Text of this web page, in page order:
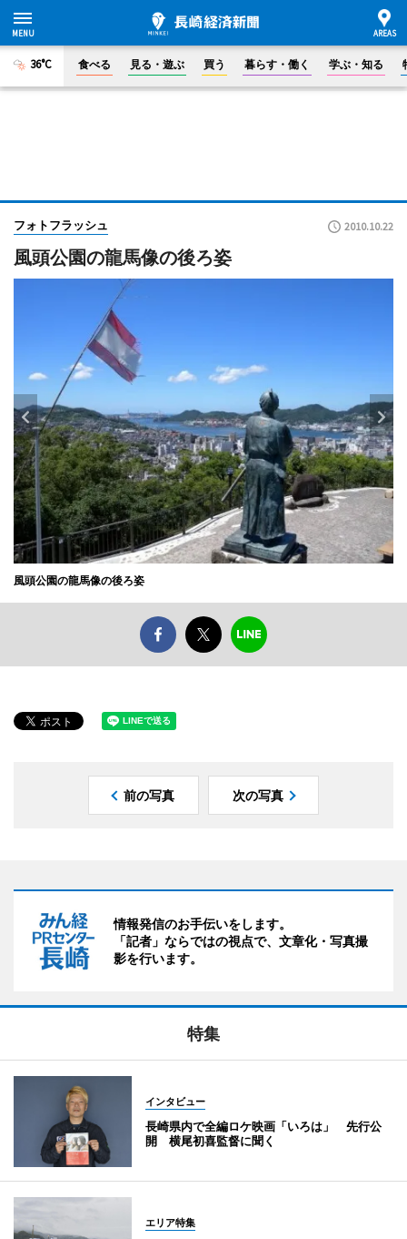
36°C 食べる 見る・遊ぶ 買う 暮らす・働く 学ぶ・知る
フォトフラッシュ 2010.10.22
風頭公園の龍馬像の後ろ姿
風頭公園の龍馬像の後ろ姿
前の写真 次の写真
情報発信のお手伝いをします。
「記者」ならではの視点で、文章化・写真撮
影を行います。
特集
インタビュー
長崎県内で全編ロケ映画「いろは」 先行公
開 横尾初喜監督に聞く
エリア特集